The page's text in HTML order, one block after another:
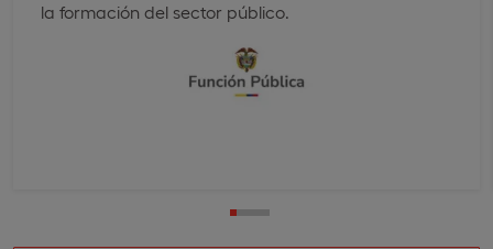
la formación del sector público.